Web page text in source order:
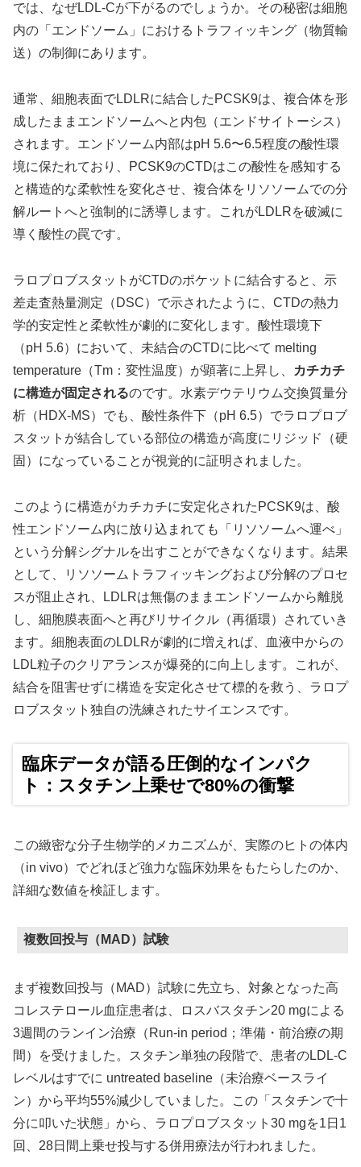
では、なぜLDL-Cが下がるのでしょうか。その秘密は細胞
内の「エンドソーム」におけるトラフィッキング（物質輸
送）の制御にあります。
通常、細胞表面でLDLRに結合したPCSK9は、複合体を形
成したままエンドソームへと内包（エンドサイトーシス）
されます。エンドソーム内部はpH 5.6〜6.5程度の酸性環
境に保たれており、PCSK9のCTDはこの酸性を感知する
と構造的な柔軟性を変化させ、複合体をリソソームでの分
解ルートへと強制的に誘導します。これがLDLRを破滅に
導く酸性の罠です。
ラロプロブスタットがCTDのポケットに結合すると、示
差走査熱量測定（DSC）で示されたように、CTDの熱力
学的安定性と柔軟性が劇的に変化します。酸性環境下
（pH 5.6）において、未結合のCTDに比べて melting
temperature（Tm：変性温度）が顕著に上昇し、
カチカチ
に構造が固定されるのです。水素デウテリウム交換質量分
析（HDX-MS）でも、酸性条件下（pH 6.5）でラロプロブ
スタットが結合している部位の構造が高度にリジッド（硬
固）になっていることが視覚的に証明されました。
このように構造がカチカチに安定化されたPCSK9は、酸
性エンドソーム内に放り込まれても「リソソームへ運べ」
という分解シグナルを出すことができなくなります。結果
として、リソソームトラフィッキングおよび分解のプロセ
スが阻止され、LDLRは無傷のままエンドソームから離脱
し、細胞膜表面へと再びリサイクル（再循環）されていき
ます。細胞表面のLDLRが劇的に増えれば、血液中からの
LDL粒子のクリアランスが爆発的に向上します。これが、
結合を阻害せずに構造を安定化させて標的を救う、ラロプ
ロブスタット独自の洗練されたサイエンスです。
臨床データが語る圧倒的なインパク
ト：スタチン上乗せで80%の衝撃
この緻密な分子生物学的メカニズムが、実際のヒトの体内
（in vivo）でどれほど強力な臨床効果をもたらしたのか、
詳細な数値を検証します。
複数回投与（MAD）試験
まず複数回投与（MAD）試験に先立ち、対象となった高
コレステロール血症患者は、ロスバスタチン20 mgによる
3週間のランイン治療（Run-in period；準備・前治療の期
間）を受けました。スタチン単独の段階で、患者のLDL-C
レベルはすでに untreated baseline（未治療ベースライ
ン）から平均55%減少していました。この「スタチンで十
分に叩いた状態」から、ラロプロブスタット30 mgを1日1
回、28日間上乗せ投与する併用療法が行われました。